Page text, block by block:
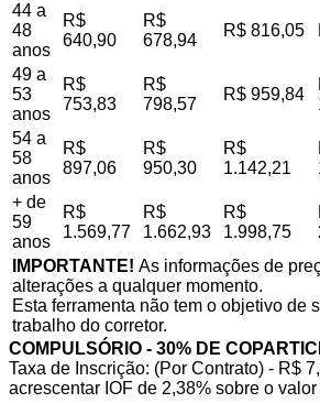
44 a
48
anos
R$
640,90
R$
678,94
R$ 816,05
49 a
53
anos
R$
753,83
R$
798,57
R$ 959,84
54 a
58
anos
R$
897,06
R$
950,30
R$
1.142,21
+ de
59
anos
R$
1.569,77
R$
1.662,93
R$
1.998,75
IMPORTANTE! As informações de
alterações a qualquer momento.
Esta ferramenta não tem o objetivo
trabalho do corretor.
COMPULSÓRIO - 30% DE
Taxa de Inscrição: (Por Contrato) - R$
acrescentar IOF de 2,38% sobre o valor